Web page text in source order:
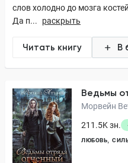
слов холодно до мозга
Да п...
раскрыть
Читать книгу В
Ведьмы
Морвейн
211.5K зн.
ЛЮБОВЬ